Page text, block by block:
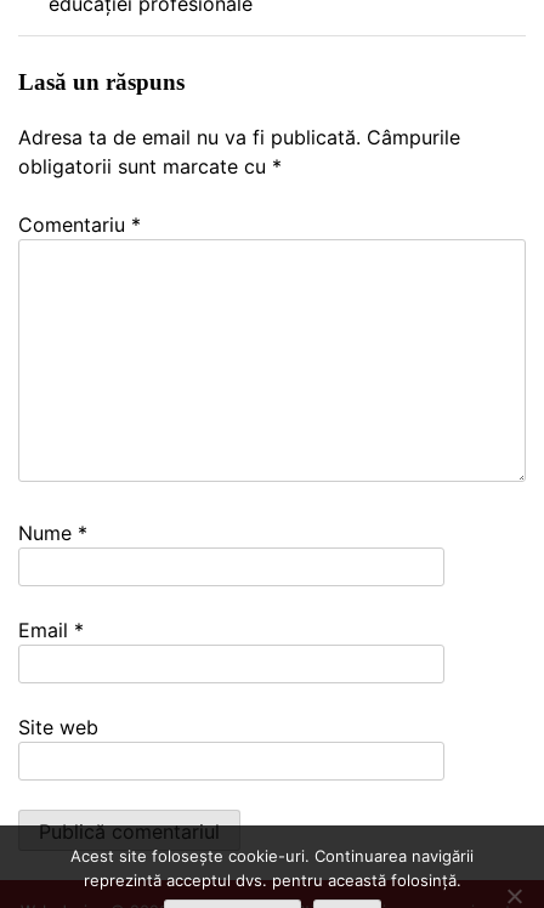
Lasă un răspuns
Adresa ta de email nu va fi publicată. Câmpurile
obligatorii sunt marcate cu *
Comentariu *
Nume *
Email *
Site web
Acest site folosește cookie-uri. Continuarea navigării
reprezintă acceptul dvs. pentru această folosință.